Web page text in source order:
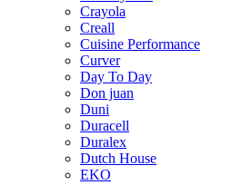
Crayola
Creall
Cuisine Performance
Curver
Day To Day
Don juan
Duni
Duracell
Duralex
Dutch House
EKO